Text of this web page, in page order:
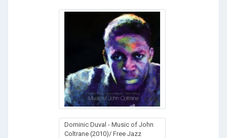
Dominic Duval - Music of John
Coltrane (2010)/ Free Jazz